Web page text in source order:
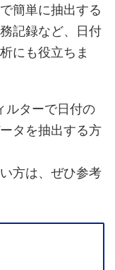
簡単に抽出する
記録など、日付
にも役立ちま
ルターで日付の
タを抽出する方
方は、ぜひ参考